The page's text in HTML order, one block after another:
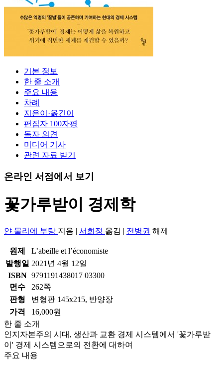
기본 정보
한 줄 소개
주요 내용
차례
지은이·옮긴이
편집자 100자평
독자 의견
미디어 기사
관련 자료 받기
온라인 서점에서 보기
꽃가루받이 경제학
얀 물리에 부탕 지음 서희정 옮김 전병권 해제
원제
L’abeille et l’économiste
발행일 2021년 4월 12일
ISBN 9791191438017 03300
면수
262쪽
판형
변형판 145x215, 반양장
가격
16,000원
한 줄 소개
인지자본주의 시대, 생산과 교환 경제 시스템에서 '꽃가루받
이' 경제 시스템으로의 전환에 대하여
주요 내용